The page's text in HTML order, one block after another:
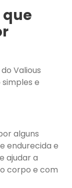
que
Valious
e
alguns
endurecida e
ajudar a
corpo e com